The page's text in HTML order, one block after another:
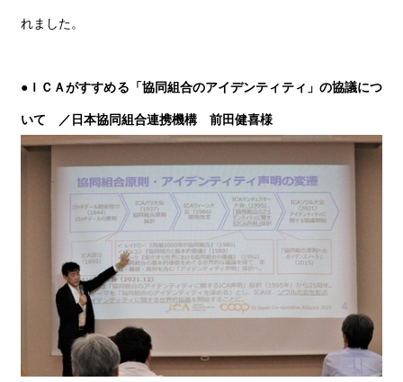
れました。
●ＩＣＡがすすめる「協同組合のアイデンティティ」の協議につ
いて ／ 日本協同組合連携機構 前田健喜様